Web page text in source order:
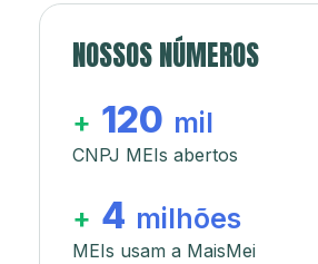
NOSSOS NÚMEROS
+ 120 mil
CNPJ MEIs abertos
+ 4 milhões
MEIs usam a MaisMei